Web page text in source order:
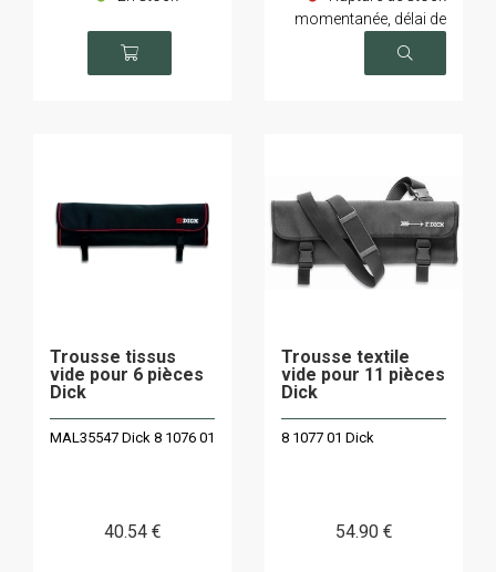
momentanée, délai de
livraison sur demande
Trousse tissus
vide pour 6 pièces
Dick
MAL35547 Dick 8 1076 01
40.54 €
Trousse textile
vide pour 11 pièces
Dick
8 1077 01 Dick
54.90 €